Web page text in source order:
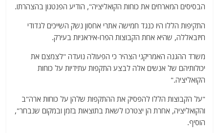
הבסיסים המארחים את כוחות הקואליציה", הודיע הפנטגון בהצהרתו.
התקיפות הללו היו כנגד חמישה אתרי אחסון נשק השייכים לגדודי
חיזבאללה, שהיא אחת הקבוצות הפרו-איראניות בעירק.
משרד ההגנה האמריקני הצהיר כי הפעולה נועדה "לצמצם את
יכולותיהם של אנשים אלה לבצע התקפות עתידיות על כוחות
הקואליציה."
"על הקבוצות הללו להפסיק את ההתקפות שלהן על כוחות ארה"ב
והקואליציה, אחרת הן יצטרכו לשאת בתוצאות בזמן ובמקום שנבחר",
הוסיף.